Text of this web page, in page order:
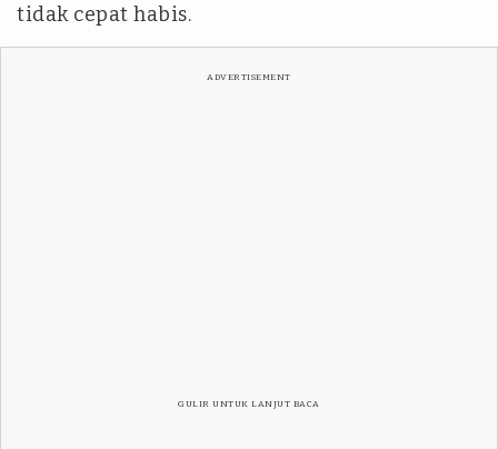
tidak cepat habis.
ADVERTISEMENT
GULIR UNTUK LANJUT BACA